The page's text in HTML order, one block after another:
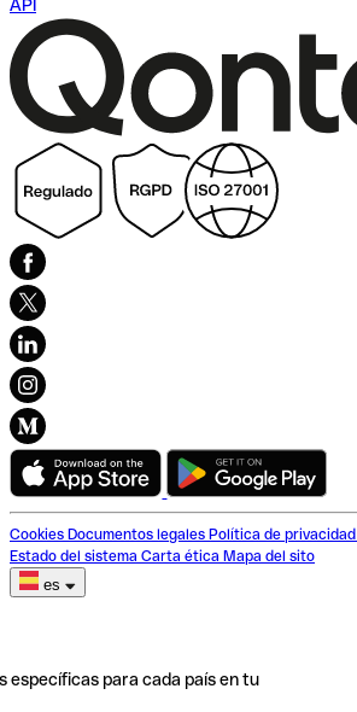
API
Cookies Documentos legales Política de privacidad
Estado del sistema Carta ética Mapa del sito
es
específicas para cada país en tu